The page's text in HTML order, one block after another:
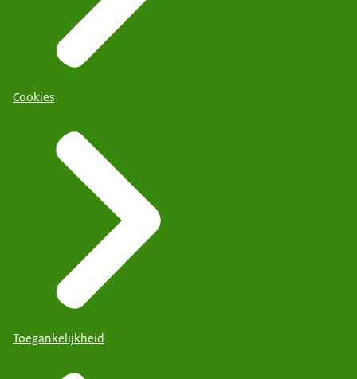
Cookies
Toegankelijkheid